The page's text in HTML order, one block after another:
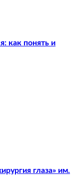
как понять и
глаза» им.